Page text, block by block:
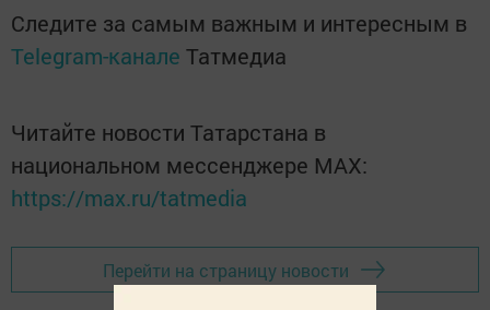
Следите за самым важным и интересным в
Telegram-канале Татмедиа
Читайте новости Татарстана в
национальном мессенджере MАХ:
https://max.ru/tatmedia
Перейти на страницу новости